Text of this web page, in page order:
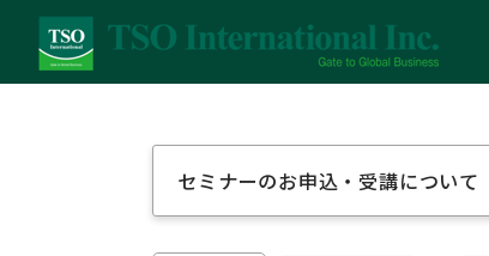
セミナーのお申込・受講について